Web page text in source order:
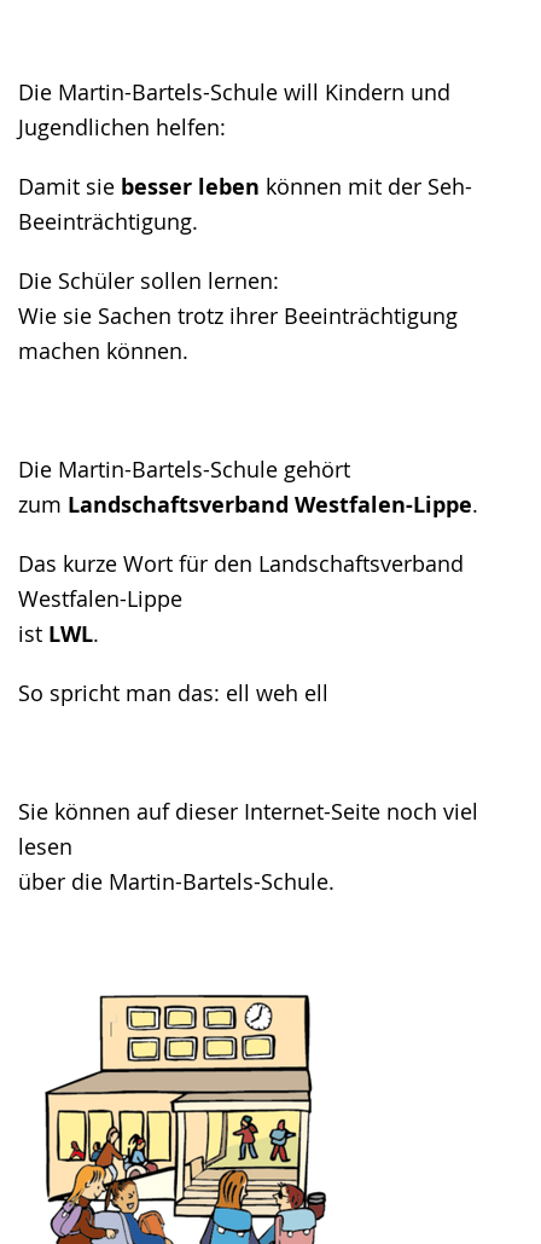
Die Martin-Bartels-Schule will Kindern und
Jugendlichen helfen:
Damit sie besser leben können mit der Seh-
Beeinträchtigung.
Die Schüler sollen lernen:
Wie sie Sachen trotz ihrer Beeinträchtigung
machen können.
Die Martin-Bartels-Schule gehört
zum Landschaftsverband Westfalen-Lippe.
Das kurze Wort für den Landschaftsverband
Westfalen-Lippe
ist LWL.
So spricht man das: ell weh ell
Sie können auf dieser Internet-Seite noch viel
lesen
über die Martin-Bartels-Schule.